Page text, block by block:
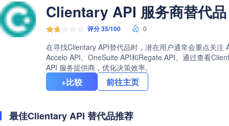
Clientary API 服务商替代
评分 35/100 0
在寻找Clientary API替代品时，潜在用户通常会重点关
Accelo API、OneSuite API和Regate API。通过查看
API 服务提供商，优化决策效率。
+比较 前往主页
最佳Clientary API 替代品推荐